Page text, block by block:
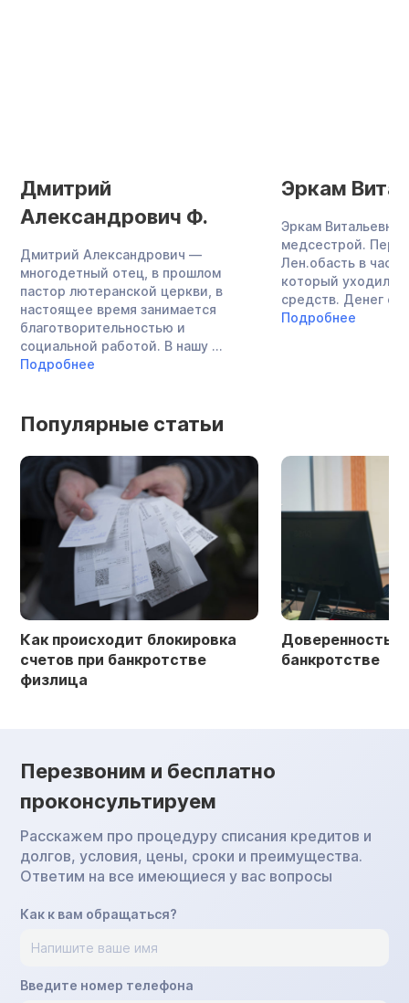
Дмитрий
Александрович Ф.
Дмитрий Александрович —
многодетный отец, в прошлом
пастор лютеранской церкви, в
настоящее время занимается
благотворительностью и
социальной работой. В нашу ...
Подробнее
Эркам
Эркам Витальевна
медсестрой.
Лен.обасть в
который уходило
средств. Денег
Подробнее
Популярные статьи
Как происходит блокировка
счетов при банкротстве
физлица
Доверенность
банкротстве
Перезвоним и бесплатно
проконсультируем
Расскажем про процедуру списания кредитов и
долгов, условия, цены, сроки и преимущества.
Ответим на все имеющиеся у вас вопросы
Как к вам обращаться?
Введите номер телефона